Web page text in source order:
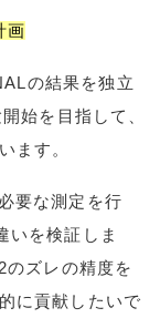
画
の結果を独立
始を目指して、
ます。
要な測定を行
いを検証しま
ズレの精度を
に貢献したいで